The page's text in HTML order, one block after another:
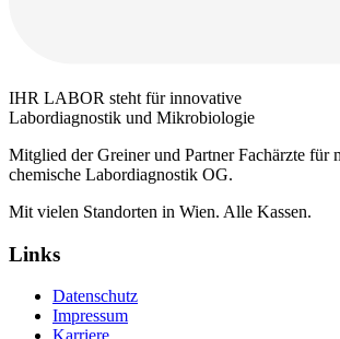
IHR LABOR steht für innovative
Labordiagnostik und Mikrobiologie
Mitglied der Greiner und Partner Fachärzte für
chemische Labordiagnostik OG.
Mit vielen Standorten in Wien. Alle Kassen.
Links
Datenschutz
Impressum